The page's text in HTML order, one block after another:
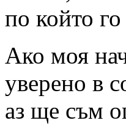
по който
Ако моя
уверено в
аз ще съм